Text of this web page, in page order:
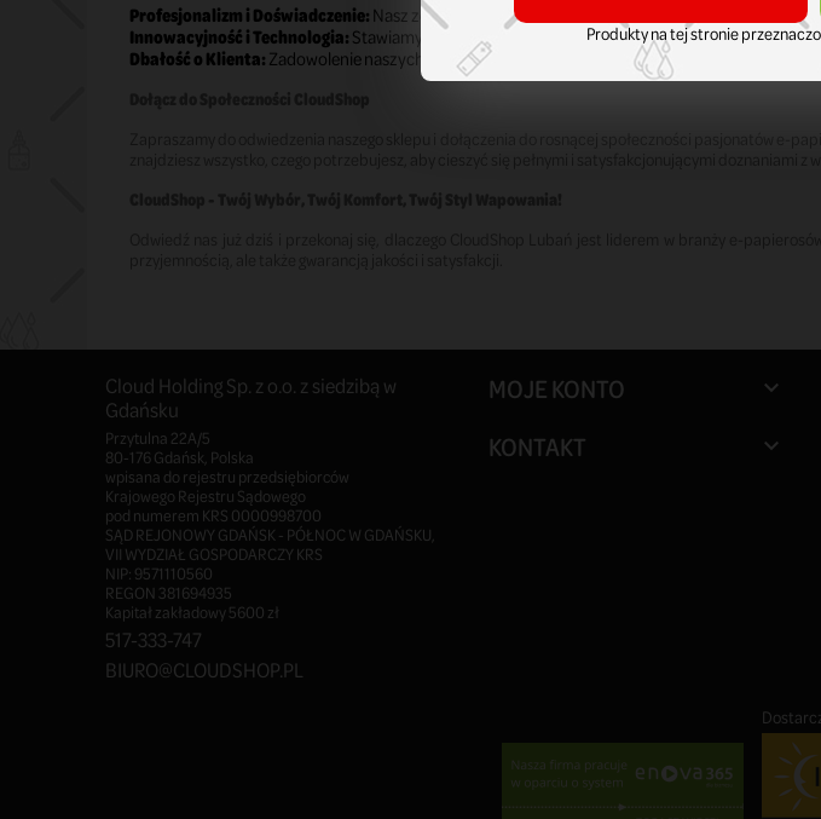
Profesjonalizm i Doświadczenie:Nasz zespół to pasjonaci e-papierosów, gotowi podzielić się
Innowacyjność i Technologia:Stawiamy na innowacyjne rozwiązania, które podnoszą komfort
Dbałość o Klienta:Zadowolenie naszych klientów jest naszym priorytetem. Oferujemy szybką
Cloud Holding Sp. z o.o. z siedzibą w
Gdańsku
Przytulna 22A/5
80-176 Gdańsk, Polska
wpisana do rejestru przedsiębiorców
Krajowego Rejestru Sądowego
pod numerem KRS 0000998700
SĄD REJONOWY GDAŃSK - PÓŁNOC W GDAŃSKU,
VII WYDZIAŁ GOSPODARCZY KRS
NIP: 9571110560
REGON 381694935
Kapitał zakładowy 5600 zł
517-333-747
BIURO@CLOUDSHOP.PL
MOJE KONTO 
KONTAKT 
Produkty na tej stronie